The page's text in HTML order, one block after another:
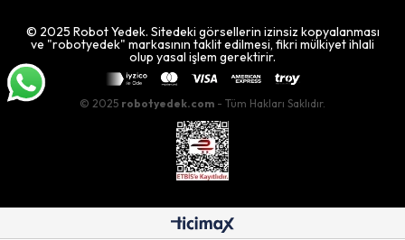
© 2025 Robot Yedek. Sitedeki görsellerin izinsiz kopyalanması
ve "robotyedek" markasının taklit edilmesi, fikri mülkiyet ihlali
olup yasal işlem gerektirir.
© 2025 robotyedek.com - Tüm Hakları Saklıdır.